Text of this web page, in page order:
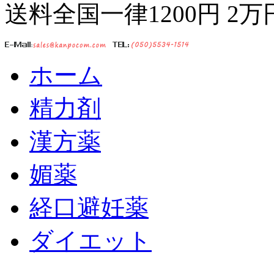
送料全国一律1200円 2
ホーム
精力剤
漢方薬
媚薬
経口避妊薬
ダイエット